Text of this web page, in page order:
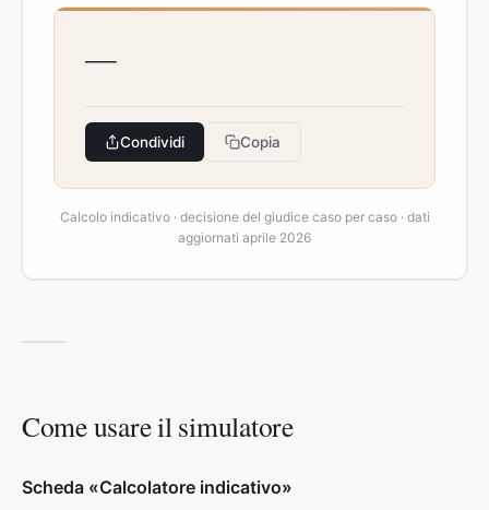
—
Condividi Copia
Calcolo indicativo · decisione del giudice caso per caso · dati
aggiornati aprile 2026
Come usare il simulatore
Scheda «Calcolatore indicativo»